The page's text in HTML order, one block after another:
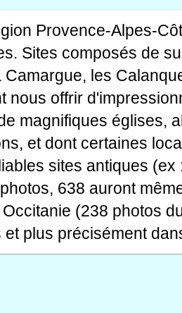
Provence-Alpes-
Sites composés de
Camargue, les
nous offrir
magnifiques églises,
et dont certaines
sites antiques
638 auront
(238 photos
et plus précisément